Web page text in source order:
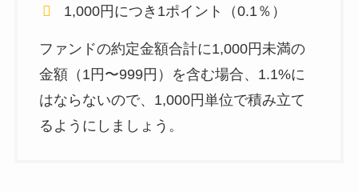
1,000円につき1ポイント（0.1％）
ファンドの約定金額合計に1,000円未満の
金額（1円〜999円）を含む場合、1.1%に
はならないので、1,000円単位で積み立て
るようにしましょう。